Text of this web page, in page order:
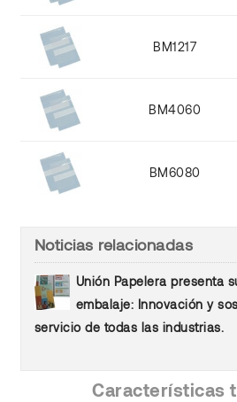
BM1217
BM4060
BM6080
Noticias relacionadas
Unión Papelera presenta
embalaje: Innovación y
servicio de todas las industrias.
Características